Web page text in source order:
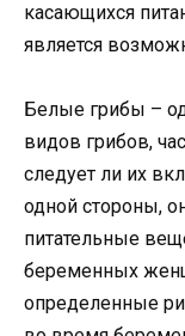
касающихся
является
Белые грибы –
видов грибов,
следует ли их
одной стороны,
питательные
беременных
определенные